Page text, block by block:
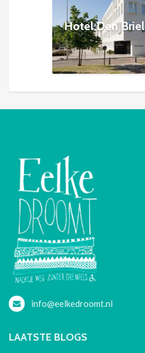
Hotel Den Briel
info@eelkedroomt.nl
LAATSTE BLOGS